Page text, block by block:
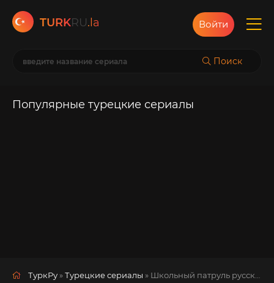
TURKRU.la
Поиск
Войти
Популярные турецкие сериалы
ТуркРу »Турецкие сериалы » Школьный патруль русская озвучка смотреть полностью онлайн!